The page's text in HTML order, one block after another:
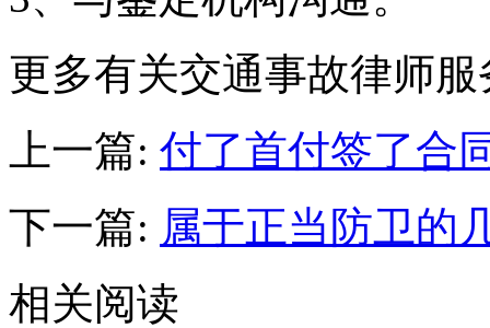
更多有关交通事故律师
上一篇: 付了首付签了合
下一篇: 属于正当防卫的
相关阅读